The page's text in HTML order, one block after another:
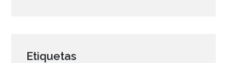
Etiquetas